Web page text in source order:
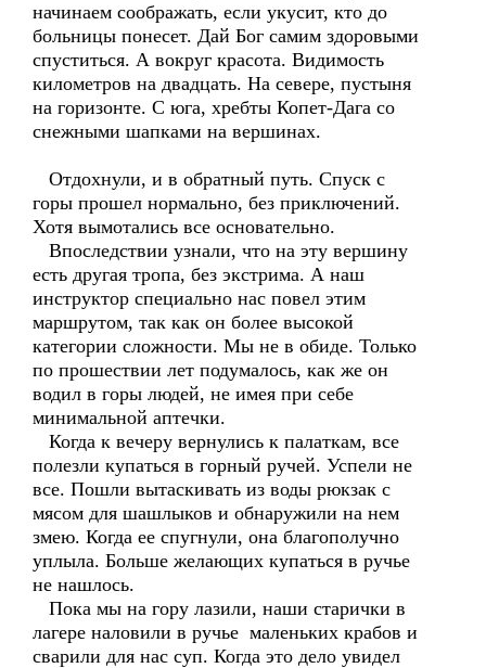
начинаем соображать, если укусит, кто до
больницы понесет. Дай Бог самим здоровыми
спуститься. А вокруг красота. Видимость
километров на двадцать. На севере, пустыня
на горизонте. С юга, хребты Копет-Дага со
снежными шапками на вершинах.
Отдохнули, и в обратный путь. Спуск с
горы прошел нормально, без приключений.
Хотя вымотались все основательно.
Впоследствии узнали, что на эту вершину
есть другая тропа, без экстрима. А наш
инструктор специально нас повел этим
маршрутом, так как он более высокой
категории сложности. Мы не в обиде. Только
по прошествии лет подумалось, как же он
водил в горы людей, не имея при себе
минимальной аптечки.
Когда к вечеру вернулись к палаткам, все
полезли купаться в горный ручей. Успели не
все. Пошли вытаскивать из воды рюкзак с
мясом для шашлыков и обнаружили на нем
змею. Когда ее спугнули, она благополучно
уплыла. Больше желающих купаться в ручье
не нашлось.
Пока мы на гору лазили, наши старички в
лагере наловили в ручье маленьких крабов и
сварили для нас суп. Когда это дело увидел